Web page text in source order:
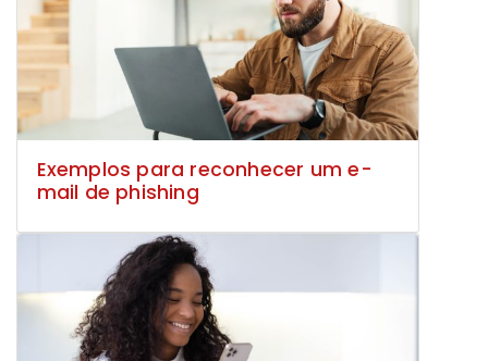
Exemplos para reconhecer um e-
mail de phishing